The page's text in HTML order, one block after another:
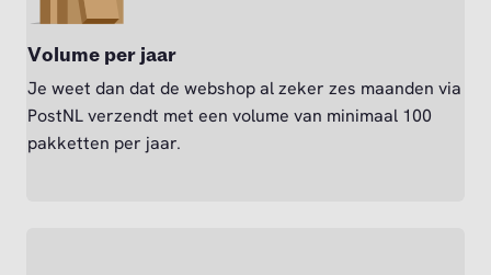
Volume per jaar
Je weet dan dat de webshop al zeker zes maanden via
PostNL verzendt met een volume van minimaal 100
pakketten per jaar.